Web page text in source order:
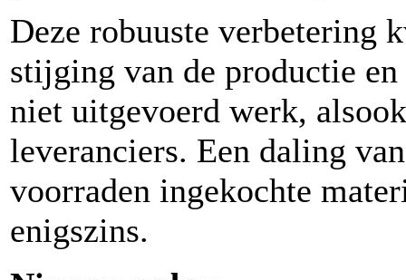
Deze robuuste verbetering
stijging van de productie
niet uitgevoerd werk,
leveranciers. Een daling
voorraden ingekochte
enigszins.